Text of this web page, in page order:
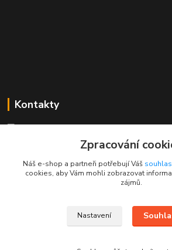
Kontakty
+420 725 613 837
info@rajklubicek.cz
Zpracování
Náš e-shop a partneři potřebují Váš souhlas
cookies, aby Vám mohli zobrazovat
zájmů.
Nastavení